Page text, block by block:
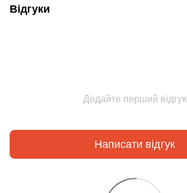
Відгуки
Додайте перший відгук
Написати відгук